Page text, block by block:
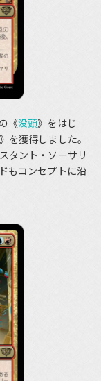
《没頭》をはじ
を獲得しました。
タント・ソーサリ
もコンセプトに沿